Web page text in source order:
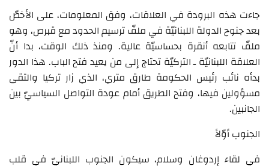
جاءت هذه البرودة في العلاقات، وفق المعلومات، على الأخصّ
بعد جنوح الدولة اللبنانيّة في ملفّ ترسيم الحدود مع قبرص، وهو
ملفّ تتابعه أنقرة بحساسيّة عالية. ومنذ ذلك الوقت، بدا أنّ
العلاقة اللبنانيّة ـ التركيّة تحتاج إلى من يعيد فتح الباب. هذا الدور
بدأه نائب رئيس الحكومة طارق متري، الذي زار تركيا والتقى
مسؤولين فيها، وفتح الطريق أمام عودة التواصل السياسيّ بين
الجانبين.
الجنوب أوّلاً
في لقاء إردوغان وسلام، سيكون الجنوب اللبنانيّ في قلب